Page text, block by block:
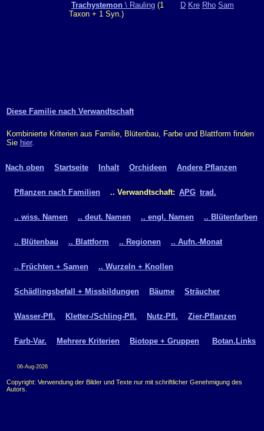
Trachystemon \ Rauling (1
Taxon + 1 Syn.)
D Kre Rho Sam
Diese Familie nach Verwandtschaft
Kombinierte Kriterien aus Familie, Blütenbau, Farbe und Blattform finden
Sie hier.
Nach oben Startseite Inhalt Orchideen Andere Pflanzen
Pflanzen nach Familien .. Verwandtschaft: APG trad.
.. wiss. Namen .. deut. Namen .. engl. Namen .. Blütenfarben
.. Blütenbau .. Blattform .. Regionen .. Aufn.-Monat
.. Früchten + Samen .. Wurzeln + Knollen
Schädlingsbefall + Missbildungen Bäume Sträucher
Wasser-Pfl. Kletter-/Schling-Pfl. Nutz-Pfl. Zier-Pflanzen
Farb-Var. Mehrere Kriterien Biotope + Gruppen Botan.Links
06-Aug-2026
Copyright: Verwendung der Bilder und Texte nur mit schriftlicher Genehmigung des
Autors.